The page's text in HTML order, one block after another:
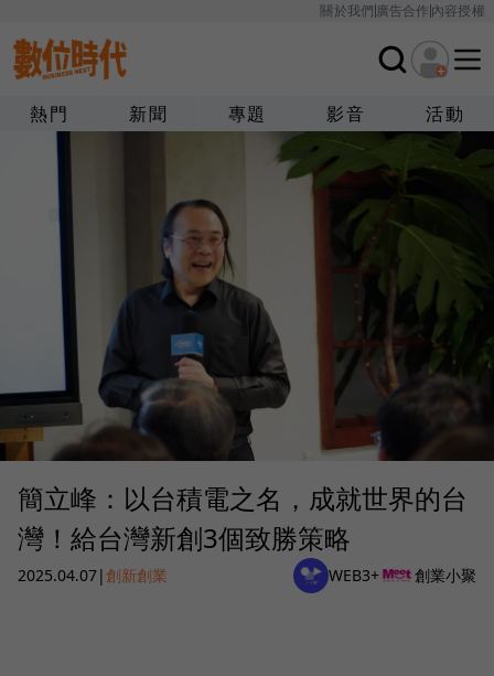
關於我們廣告合作內容授權
熱門 新聞 專題 影音 活動
簡立峰：以台積電之名，成就世界的台
灣！給台灣新創3個致勝策略
2025.04.07|創新創業 WEB3+ 創業小聚